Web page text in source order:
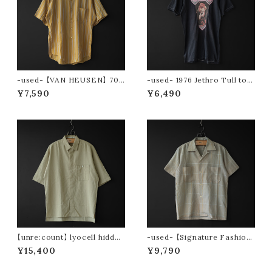
-used- 【VAN HEUSEN】 70s
stripe s/s shirt
¥7,590
-used- 1976 Jethro Tull tou
r tee
¥6,490
【unre:count】 lyocell hidden
placket shirt (beige)
¥15,400
-used- 【Signature Fashion
s】 50〜60s s/s open collar
shirt
¥9,790